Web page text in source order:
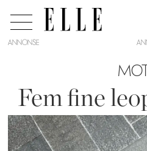
ANNONSE
Fem fine